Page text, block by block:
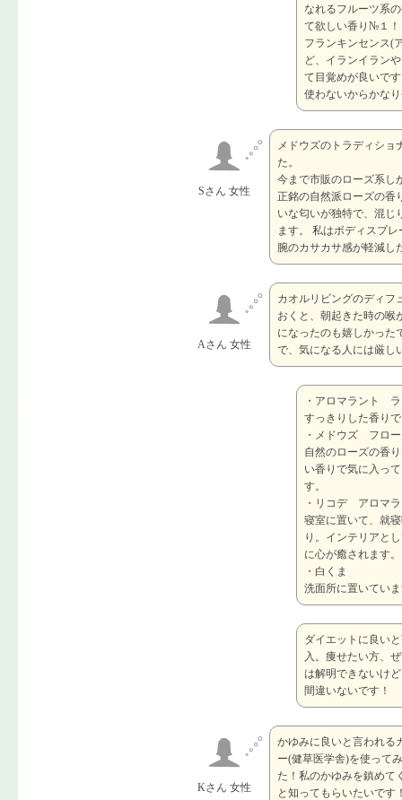
なれるフルーツ系
て欲しい香り№１！
フランキンセンス(
ど、イランイラン
て目覚めが良いで
使わないからかな
Sさん 女性
メドウズのトラディショ
た。
今まで市販のローズ系し
正銘の自然派ローズの香
いな匂いが独特で、混じ
ます。 私はボディスプ
腕のカサカサ感が軽減し
Aさん 女性
カオルリビングのディフ
おくと、朝起きた時の喉
になったのも嬉しかった
で、気になる人には厳し
・アロマラント
すっきりした香り
・メドウズ フロ
自然のローズの香
い香りで気に入っ
す。
・リコデ アロマ
寝室に置いて、就
り。インテリアと
に心が癒されます。
・白くま
洗面所に置いてい
ダイエットに良い
入。痩せたい方、
は解明できないけ
間違いないです！
Kさん 女性
かゆみに良いと言われる
ー(健草医学舎)を使って
た！私のかゆみを鎮めて
と知ってもらいたいです